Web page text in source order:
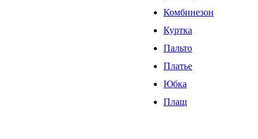
Комбинезон
Куртка
Пальто
Платье
Юбка
Плащ